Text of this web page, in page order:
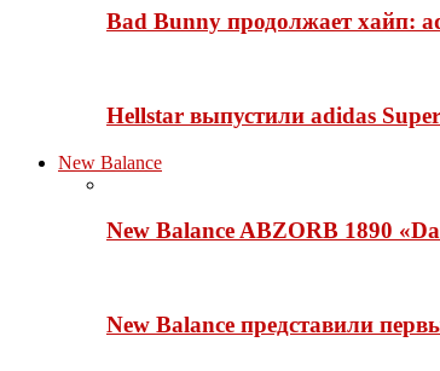
Bad Bunny продолжает хайп:
Hellstar выпустили adidas
New Balance
New Balance ABZORB 1890
New Balance представили